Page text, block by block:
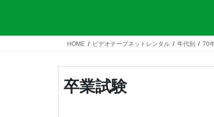
HOME ビデオテープネットレンタル 年代別 70
卒業試験